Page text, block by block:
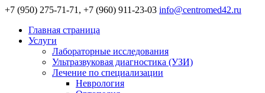
+7 (950) 275-71-71, +7 (960) 911-23-03 info@centromed42.ru
Главная страница
Услуги
Лабораторные исследования
Ультразвуковая диагностика (УЗИ)
Лечение по специализации
Неврология